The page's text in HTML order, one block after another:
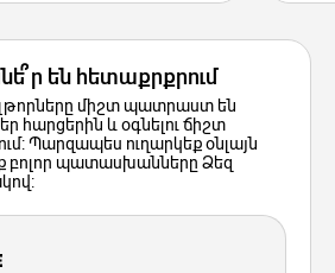
են հետաքրքրում
միշտ պատրաստ են
հարցերին և օգնելու ճիշտ
Պարզապես ուղարկեք օնլայն
բոլոր պատասխանները Ձեզ